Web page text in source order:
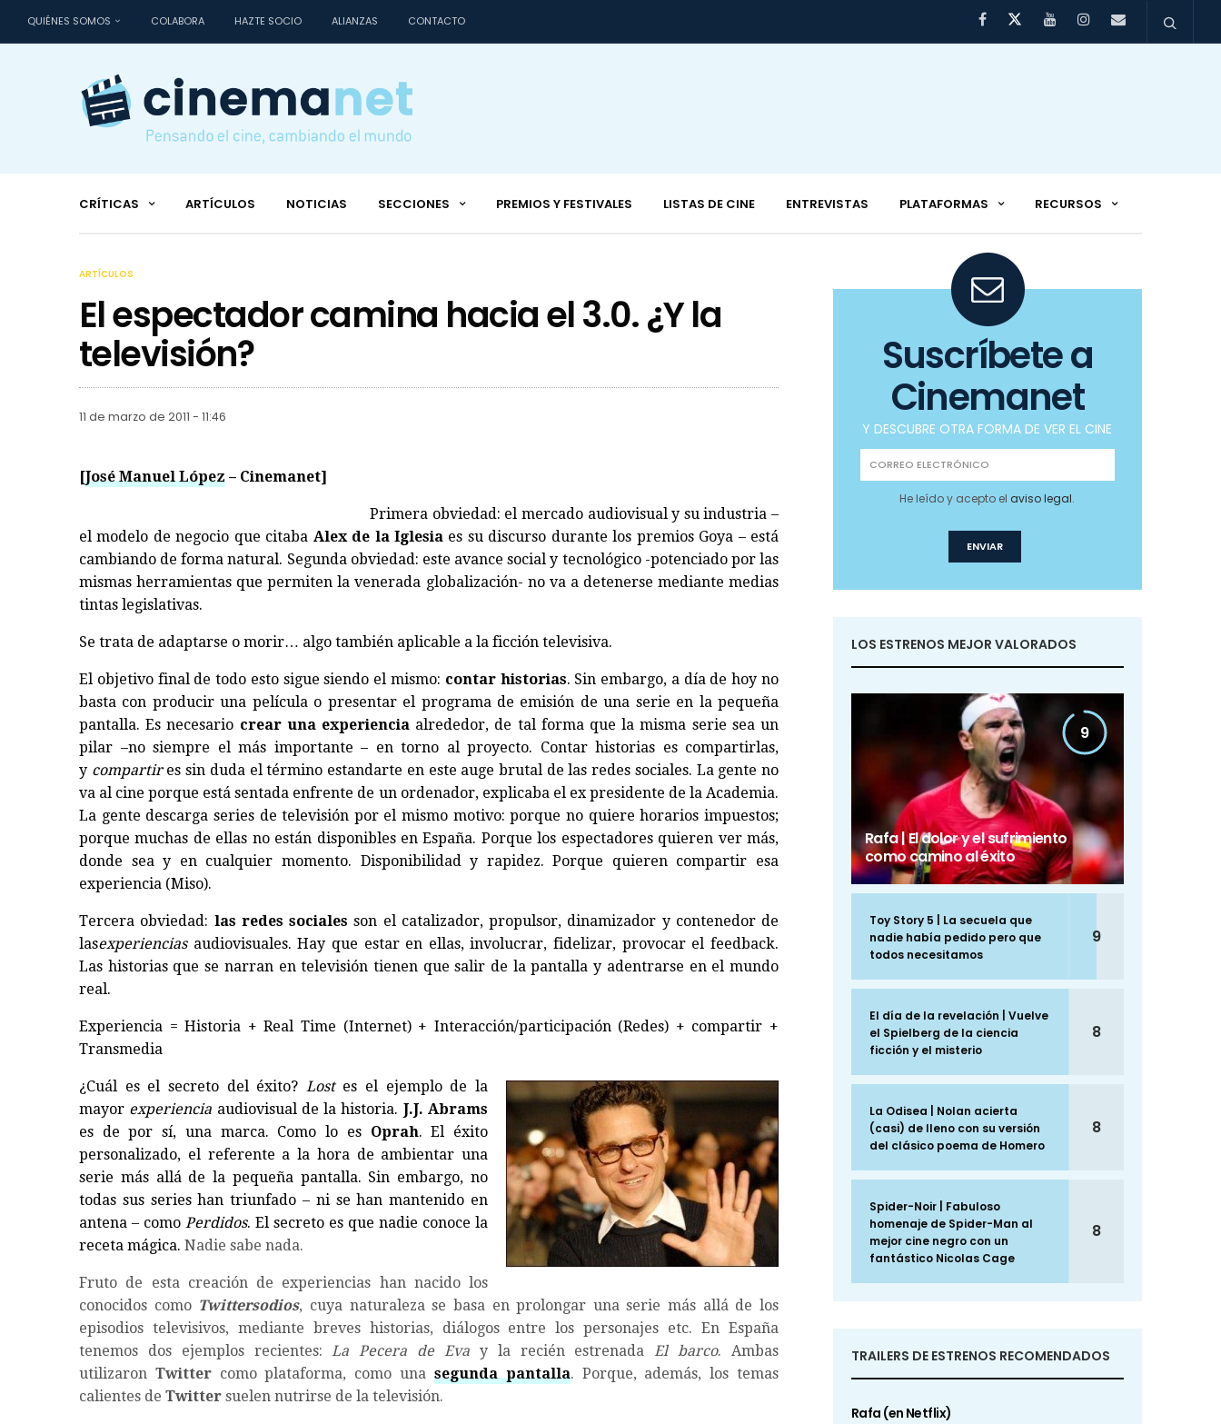
QUIÉNES SOMOS COLABORA HAZTE SOCIO ALIANZAS CONTACTO
CRÍTICAS ARTÍCULOS NOTICIAS SECCIONES PREMIOS Y FESTIVALES LISTAS DE CINE ENTREVISTAS PLATAFORMAS RECURSOS
ARTÍCULOS
El espectador camina hacia el 3.0. ¿Y la
televisión?
11 de marzo de 2011 - 11:46
[José Manuel López – Cinemanet]
Primera obviedad: el mercado audiovisual y su industria –
el modelo de negocio que citaba Alex de la Iglesia es su discurso durante los premios Goya – está
cambiando de forma natural. Segunda obviedad: este avance social y tecnológico -potenciado por las
mismas herramientas que permiten la venerada globalización- no va a detenerse mediante medias
tintas legislativas.
Se trata de adaptarse o morir… algo también aplicable a la ficción televisiva.
El objetivo final de todo esto sigue siendo el mismo: contar historias. Sin embargo, a día de hoy no
basta con producir una película o presentar el programa de emisión de una serie en la pequeña
pantalla. Es necesario crear una experiencia alrededor, de tal forma que la misma serie sea un
pilar –no siempre el más importante – en torno al proyecto. Contar historias es compartirlas,
y compartires sin duda el término estandarte en este auge brutal de las redes sociales. La gente no
va al cine porque está sentada enfrente de un ordenador, explicaba el ex presidente de la Academia.
La gente descarga series de televisión por el mismo motivo: porque no quiere horarios impuestos;
porque muchas de ellas no están disponibles en España. Porque los espectadores quieren ver más,
donde sea y en cualquier momento. Disponibilidad y rapidez. Porque quieren compartir esa
experiencia (Miso).
Tercera obviedad: las redes sociales son el catalizador, propulsor, dinamizador y contenedor de
lasexperienciasaudiovisuales. Hay que estar en ellas, involucrar, fidelizar, provocar el feedback.
Las historias que se narran en televisión tienen que salir de la pantalla y adentrarse en el mundo
real.
Experiencia = Historia + Real Time (Internet) + Interacción/participación (Redes) + compartir +
Transmedia
¿Cuál es el secreto del éxito? Lostes el ejemplo de la
mayor experiencia audiovisual de la historia. J.J. Abrams
es de por sí, una marca. Como lo es Oprah. El éxito
personalizado, el referente a la hora de ambientar una
serie más allá de la pequeña pantalla. Sin embargo, no
todas sus series han triunfado – ni se han mantenido en
antena – como Perdidos. El secreto es que nadie conoce la
receta mágica. Nadie sabe nada.
Fruto de esta creación de experiencias han nacido los
conocidos como Twittersodios, cuya naturaleza se basa en prolongar una serie más allá de los
episodios televisivos, mediante breves historias, diálogos entre los personajes etc. En España
tenemos dos ejemplos recientes:La Pecera de Eva y la recién estrenadaEl barco. Ambas
utilizaron Twittercomo plataforma, como una segunda pantalla. Porque, además, los temas
calientes de Twitter suelen nutrirse de la televisión.
Suscríbete a
Cinemanet
Y DESCUBRE OTRA FORMA DE VER EL CINE
He leído y acepto elaviso legal.
LOS ESTRENOS MEJOR VALORADOS
9
Rafa | El dolor y el sufrimiento
como camino al éxito
Toy Story 5 | La secuela que
nadie había pedido pero que
todos necesitamos
9
El día de la revelación | Vuelve
el Spielberg de la ciencia
ficción y el misterio
8
La Odisea | Nolan acierta
(casi) de lleno con su versión
del clásico poema de Homero
8
Spider-Noir | Fabuloso
homenaje de Spider-Man al
mejor cine negro con un
fantástico Nicolas Cage
8
TRAILERS DE ESTRENOS RECOMENDADOS
Rafa (en Netflix)